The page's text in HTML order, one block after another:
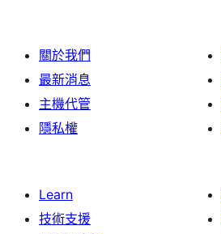
關於我們
最新消息
主機代管
隱私權
Learn
技術支援